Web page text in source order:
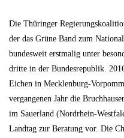
Die Thüringer
der das Grüne Band zum
bundesweit erstmalig unter
dritte in der Bundesrepublik.
Eichen in Mecklenburg-
vergangenen Jahr die
im Sauerland (Nordrhein-
Landtag zur Beratung vor. Die